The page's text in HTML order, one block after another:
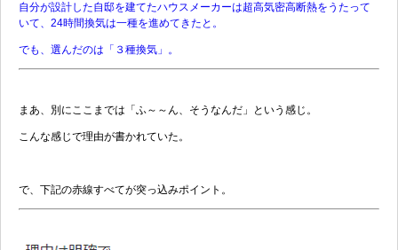
自分が設計した自邸を建てたハウスメーカーは超高気密高断熱をうたって
いて、24時間換気は一種を進めてきたと。
でも、選んだのは「３種換気」。
まあ、別にここまでは「ふ～～ん、そうなんだ」という感じ。
こんな感じで理由が書かれていた。
で、下記の赤線すべてが突っ込みポイント。